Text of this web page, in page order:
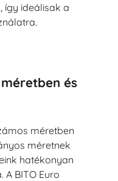
ideálisak a
és
méretben
méretnek
hatékonyan
BITO Euro